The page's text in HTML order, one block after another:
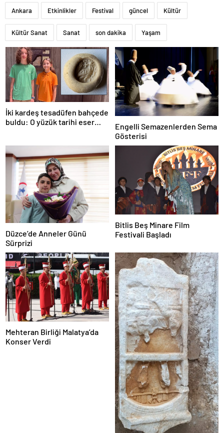
Ankara Etkinlikler Festival güncel Kültür
Kültür Sanat Sanat son dakika Yaşam
İki kardeş tesadüfen bahçede
buldu: O yüzük tarihi eser
Engelli Semazenlerden Sema
Gösterisi
Düzce’de Anneler Günü
Sürprizi
Bitlis Beş Minare Film
Festivali Başladı
Mehteran Birliği Malatya’da
Konser Verdi